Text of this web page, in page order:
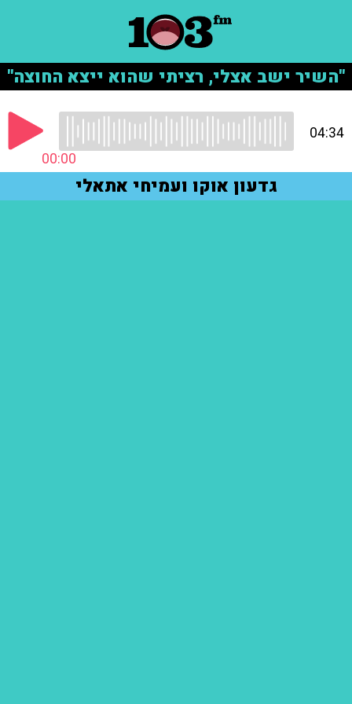
"השיר ישב אצלי, רציתי שהוא ייצא החוצה"
00:00
04:34
גדעון אוקו ועמיחי אתאלי